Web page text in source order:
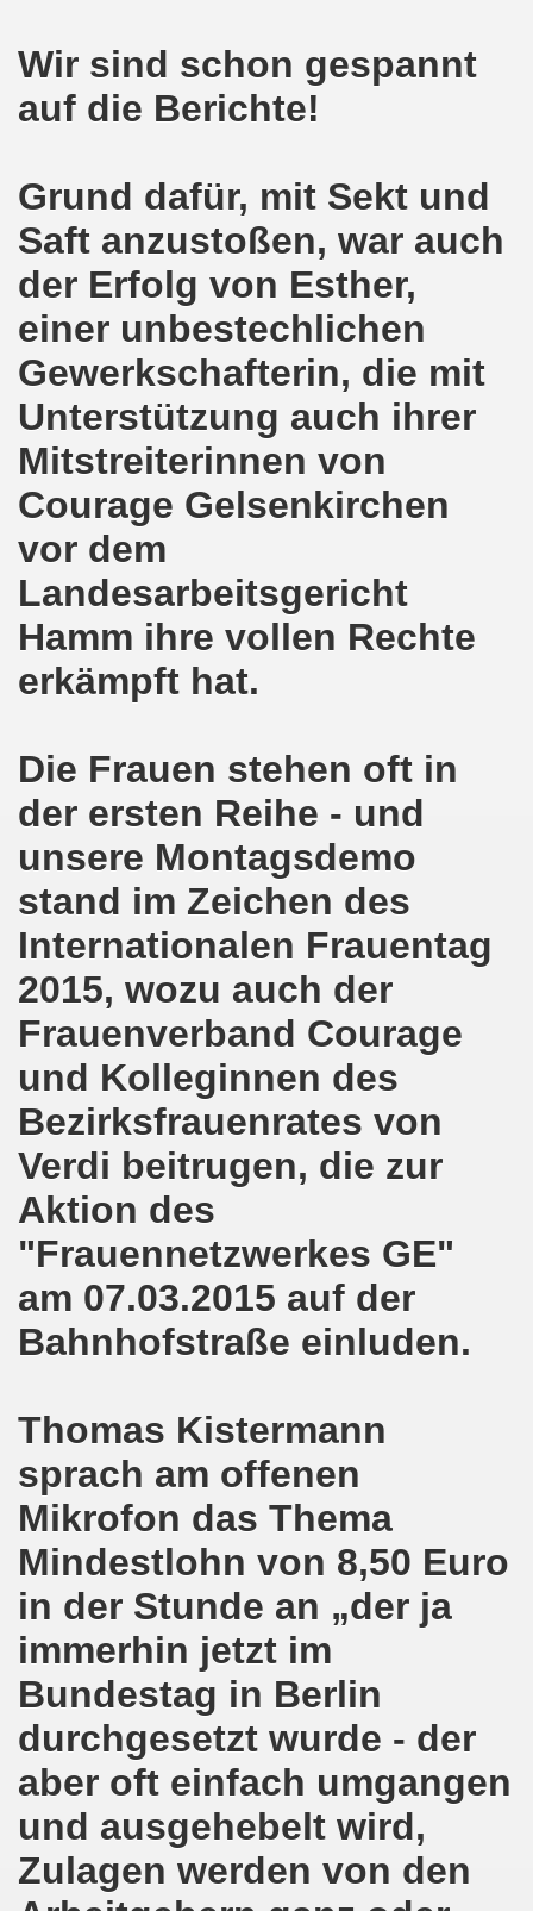
Wir sind schon gespannt
auf die Berichte!
Grund dafür, mit Sekt und
Saft anzustoßen, war auch
der Erfolg von Esther,
einer unbestechlichen
Gewerkschafterin, die mit
Unterstützung auch ihrer
Mitstreiterinnen von
Courage Gelsenkirchen
vor dem
Landesarbeitsgericht
Hamm ihre vollen Rechte
erkämpft hat.
Die Frauen stehen oft in
der ersten Reihe - und
unsere Montagsdemo
stand im Zeichen des
Internationalen Frauentag
2015, wozu auch der
Frauenverband Courage
und Kolleginnen des
Bezirksfrauenrates von
Verdi beitrugen, die zur
Aktion des
"Frauennetzwerkes GE"
am 07.03.2015 auf der
Bahnhofstraße einluden.
Thomas Kistermann
sprach am offenen
Mikrofon das Thema
Mindestlohn von 8,50 Euro
in der Stunde an „der ja
immerhin jetzt im
Bundestag in Berlin
durchgesetzt wurde - der
aber oft einfach umgangen
und ausgehebelt wird,
Zulagen werden von den
sendet kämpferische Grüße am 08.03.2021 zum
Bewegung am 08.03.2021 im Zeichen des
bei Eiseskälte gegen die katastrophale Flüchtlings-
Montagsdemo-Bewegung am 15. Februar 2021
Montagsdemo-Bewegung am 11. Januar 2021
Bewegung am 23.11.2020 zum heißen Eisen Corona
Bewegung am 02.11.2020 - auf der Straße gegen das
am 10.10.2020 in Düsseldorf
Montagsdemo-Bewegung am 02. November 2020
auf die Bevölkerung! Beschäftigte und Arbeitslose
ruft auf: Kommt mit am 10.10.2020 gemeinsam
Brennpunkte am 14.09.2020: Wahlauswertung - Lage
ich (Thomas Kistermann) zur Kommunalwahl für das
und dadurch wurde bis zum heutigen Zeitpunkt im
16 Jahre Gelsenkirchener Montagsdemo-
Bewegung - Jubiläum am 10.08.2020
im Kampf um Arbeitsplätze und auch im Kampf
Bewegung reiht sich ein am 08.06.2020 in weltweite
und die einzigartige Show-Einlage von dir aus dem
Bewegung am 08.06.2020 im Zeichen der Solidarität
am 25.05.2020: Jetzt erst RECHT die
am 25.05.2020 - Corona-Gerecht und
- Berichte aus erster Hand am 11.05.2020
Krisenlasten auf Arbeiter, auf Erwerbslose, auf
bleibt aktiv auch in Corona-Zeiten!
als Tag des Widerstands am 09.03.2020:
am 19.03.2020 zur Corona-Pandemie
mahnt am 09.03.2020 an Folgen von
Kampf (offener Brief von Frank Oettler aus Halle an
Bewegung demonstriert und protestiert am
Bewegung ruft auf am 17.02.2020 zur Demonstration
wird zum Tag X aufrufen
Montagsdemo-Bewegung in Gelsenkirchen ins Jahr
Bewegung am 14.10.2019 mit klarer Haltung gegen